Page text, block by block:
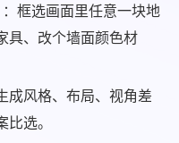
框选画面里任意一块地
具、改个墙面颜色材
成风格、布局、视角差
比选。